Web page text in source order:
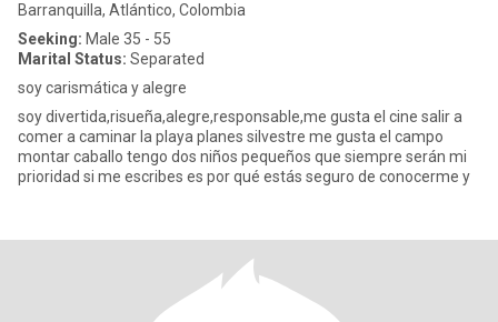
Barranquilla, Atlántico, Colombia
Seeking: Male 35 - 55
Marital Status: Separated
soy carismática y alegre
soy divertida,risueña,alegre,responsable,me gusta el cine salir a
comer a caminar la playa planes silvestre me gusta el campo
montar caballo tengo dos niños pequeños que siempre serán mi
prioridad si me escribes es por qué estás seguro de conocerme y